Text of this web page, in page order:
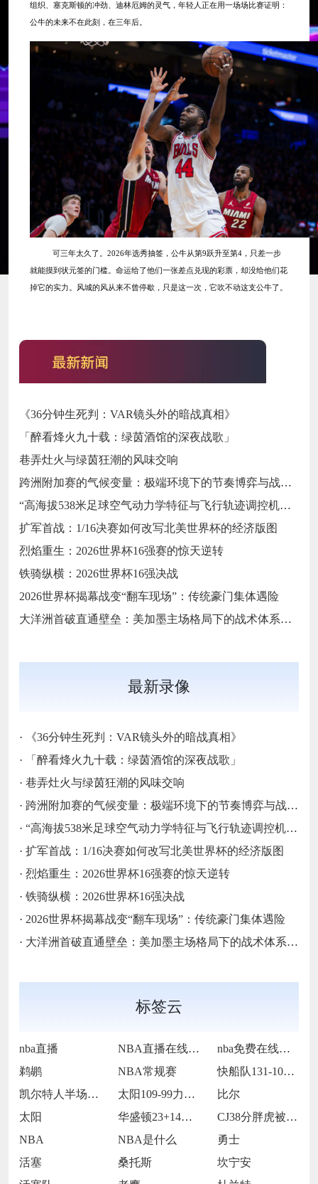
组织、塞克斯顿的冲劲、迪林厄姆的灵气，年轻人正在用一场场比赛证明：
公牛的未来不在此刻，在三年后。
可三年太久了。 2026年选秀抽签，公牛从第9跃升至第4，只差一步
就能摸到状元签的门槛。命运给了他们一张差点兑现的彩票，却没给他们花
掉它的实力。风城的风从来不曾停歇，只是这一次，它吹不动这支公牛了。
《36分钟生死判：VAR镜头外的暗战真相》
「醉看烽火九十载：绿茵酒馆的深夜战歌」
巷弄灶火与绿茵狂潮的风味交响
跨洲附加赛的气候变量：极端环境下的节奏博弈与战术自适应
“高海拔538米足球空气动力学特征与飞行轨迹调控机制——以2026世界杯BBVA球场为实证场景”
扩军首战：1/16决赛如何改写北美世界杯的经济版图
烈焰重生：2026世界杯16强赛的惊天逆转
铁骑纵横：2026世界杯16强决战
2026世界杯揭幕战变“翻车现场”：传统豪门集体遇险
大洋洲首破直通壁垒：美加墨主场格局下的战术体系重构
最新录像
·
《36分钟生死判：VAR镜头外的暗战真相》
·
「醉看烽火九十载：绿茵酒馆的深夜战歌」
· 巷弄灶火与绿茵狂潮的风味交响
· 跨洲附加赛的气候变量：极端环境下的节奏博弈与战术自适应
· “高海拔538米足球空气动力学特征与飞行轨迹调控机制——以2026世界杯BBVA球场为实证场景”
· 扩军首战：1/16决赛如何改写北美世界杯的经济版图
· 烈焰重生：2026世界杯16强赛的惊天逆转
· 铁骑纵横：2026世界杯16强决战
· 2026世界杯揭幕战变“翻车现场”：传统豪门集体遇险
· 大洋洲首破直通壁垒：美加墨主场格局下的战术体系重构
标签云
nba直播 NBA直播在线观看
nba免费在线高清直播
鹈鹕
NBA常规赛
快船队131-105战胜老鹰队
凯尔特人半场65-55领先雷霆
太阳109-99力克76人
比尔
太阳
华盛顿23+14莱夫利21+15 独行侠
CJ38分胖虎被禁赛 鹈鹕123-115
NBA
NBA是什么
勇士
活塞
桑托斯
坎宁安